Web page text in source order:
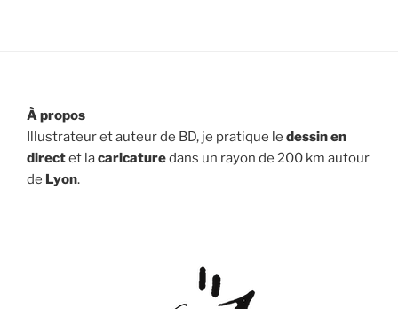
À propos
Illustrateur et auteur de BD, je pratique le dessin en
directet lacaricaturedans un rayon de 200 km autour
de Lyon.